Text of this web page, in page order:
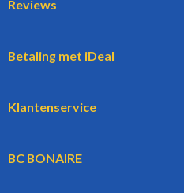
Reviews
Betaling met iDeal
Klantenservice
BC BONAIRE